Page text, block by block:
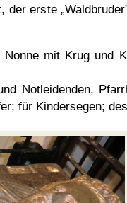
der erste Waldbruder
Nonne mit Krug und
Notleidenden,
für Kindersegen;